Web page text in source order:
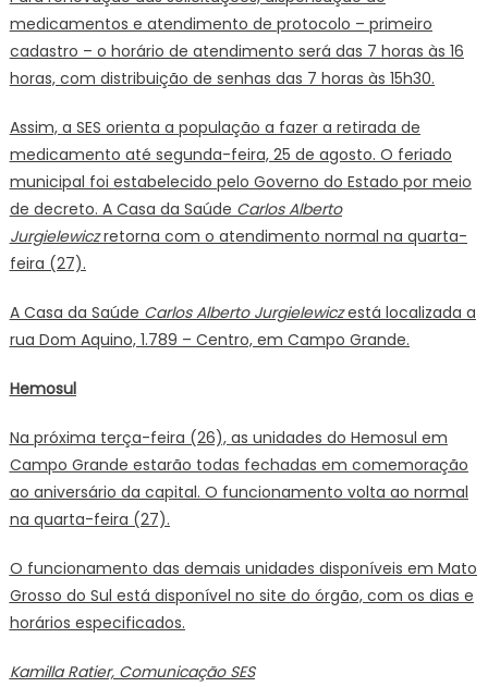
medicamentos e atendimento de protocolo – primeiro
cadastro – o horário de atendimento será das 7 horas às 16
horas, com distribuição de senhas das 7 horas às 15h30.
Assim, a SES orienta a população a fazer a retirada de
medicamento até segunda-feira, 25 de agosto. O feriado
municipal foi estabelecido pelo Governo do Estado por meio
de decreto. A Casa da Saúde Carlos Alberto
Jurgielewiczretorna com o atendimento normal na quarta-
feira (27).
A Casa da Saúde Carlos Alberto Jurgielewiczestá localizada a
rua Dom Aquino, 1.789 – Centro, em Campo Grande.
Hemosul
Na próxima terça-feira (26), as unidades do Hemosul em
Campo Grande estarão todas fechadas em comemoração
ao aniversário da capital. O funcionamento volta ao normal
na quarta-feira (27).
O funcionamento das demais unidades disponíveis em Mato
Grosso do Sul está disponível no site do órgão, com os dias e
horários especificados.
Kamilla Ratier, Comunicação SES